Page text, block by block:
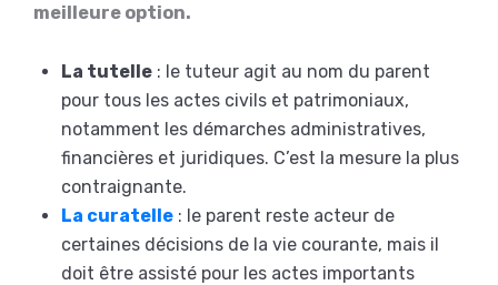
meilleure option.
La tutelle : le tuteur agit au nom du parent
pour tous les actes civils et patrimoniaux,
notamment les démarches administratives,
financières et juridiques. C’est la mesure la plus
contraignante.
La curatelle : le parent reste acteur de
certaines décisions de la vie courante, mais il
doit être assisté pour les actes importants